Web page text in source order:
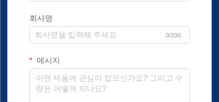
회사명
0/200
메시지